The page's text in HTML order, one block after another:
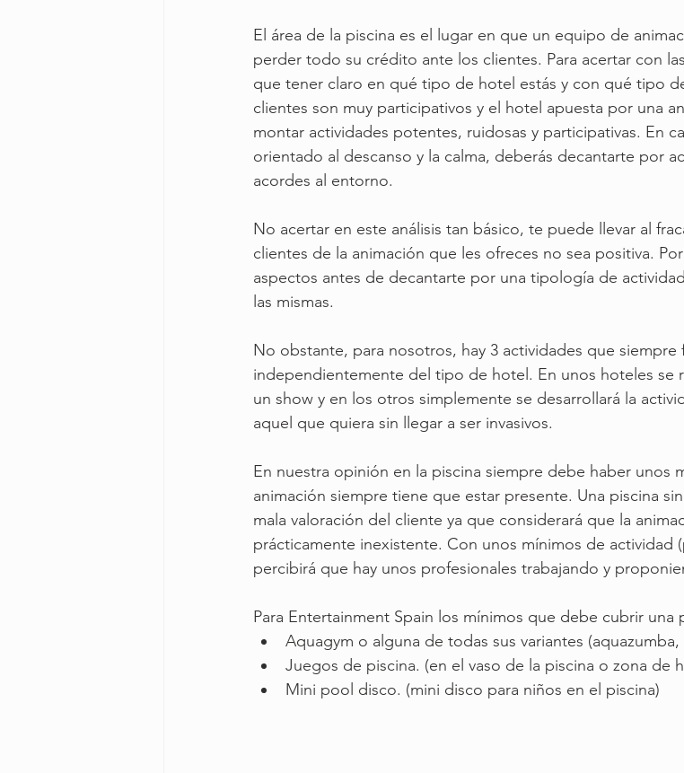
El área de la piscina es el lugar en que un equipo de
perder todo su crédito ante los clientes. Para acertar con
que tener claro en qué tipo de hotel estás y con qué tipo
clientes son muy participativos y el hotel apuesta por una
montar actividades potentes, ruidosas y participativas. En
orientado al descanso y la calma, deberás decantarte por
acordes al entorno.
No acertar en este análisis tan básico, te puede llevar al
clientes de la animación que les ofreces no sea positiva.
aspectos antes de decantarte por una tipología de
las mismas.
No obstante, para nosotros, hay 3 actividades que siempre
independientemente del tipo de hotel. En unos hoteles se
un show y en los otros simplemente se desarrollará la
aquel que quiera sin llegar a ser invasivos.
En nuestra opinión en la piscina siempre debe haber unos
animación siempre tiene que estar presente. Una piscina
mala valoración del cliente ya que considerará que la
prácticamente inexistente. Con unos mínimos de actividad
percibirá que hay unos profesionales trabajando y
Para Entertainment Spain los mínimos que debe cubrir una
Aquagym o alguna de todas sus variantes
Juegos de piscina. (en el vaso de la piscina o zona de
Mini pool disco. (mini disco para niños en el piscina)